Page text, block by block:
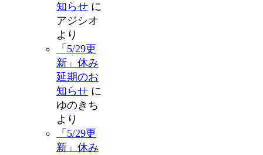
知らせに
アジシオ
より
「5/29更
新」休み
延期のお
知らせに
ゆのきち
より
「5/29更
新」休み